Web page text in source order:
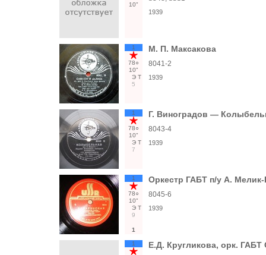
10"
1939
1
78○
10"
Э Т
5
М. П. Максакова
8041-2
1939
1
78○
10"
Э Т
7
Г. Виноградов —
8043-4
1939
1
78○
10"
Э Т
9
1
Оркестр ГАБТ п/у А.
8045-6
1939
1 Е.Д. Кругликова, орк.